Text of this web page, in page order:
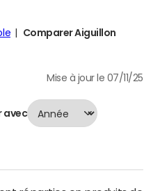
Comparer Aiguillon
Mise à jour le 07/11/25
avec